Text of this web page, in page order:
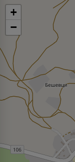
+
−